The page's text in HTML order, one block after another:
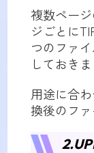
複数ペー
ジごとに
つのファ
しておきま
用途に合
換後のフ